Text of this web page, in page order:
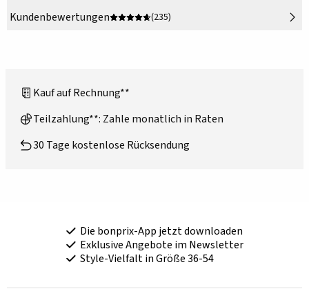
Kundenbewertungen
(235)
Kauf auf Rechnung**
Teilzahlung**: Zahle monatlich in Raten
30 Tage kostenlose Rücksendung
Die bonprix-App jetzt downloaden
Exklusive Angebote im Newsletter
Style-Vielfalt in Größe 36-54